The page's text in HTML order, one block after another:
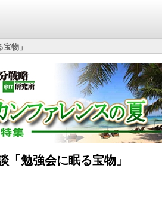
物」
勉強会に眠る宝物」